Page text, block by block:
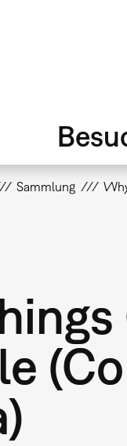
Sammlung